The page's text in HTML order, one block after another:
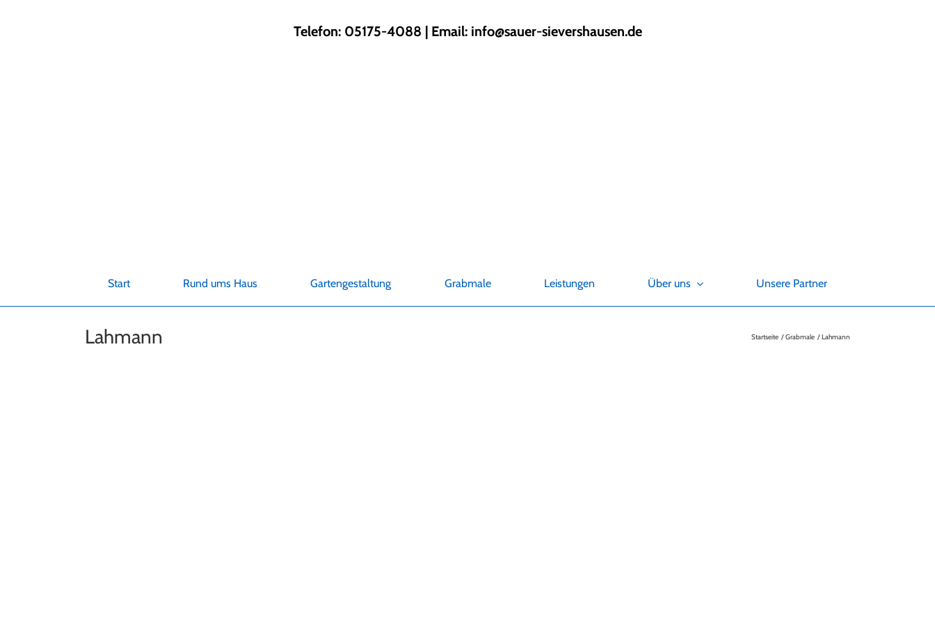
Telefon: 05175-4088 | Email: info@sauer-sievershausen.de
Start Rund ums Haus Gartengestaltung Grabmale Leistungen Über uns Unsere Partner
Lahmann Startseite Grabmale Lahmann